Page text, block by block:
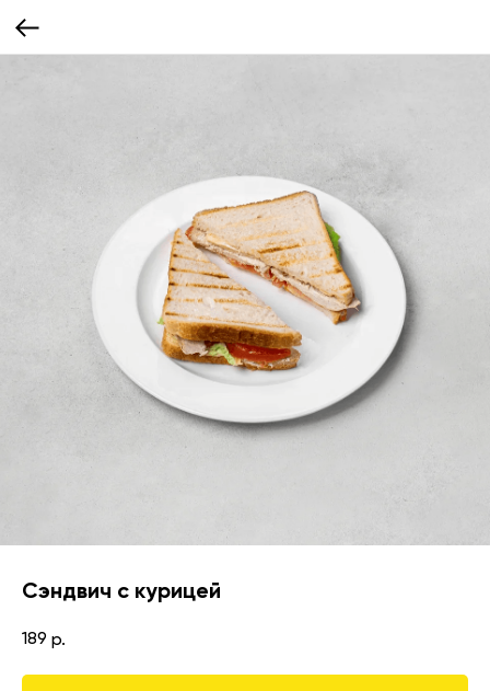
Сэндвич с курицей
189 р.